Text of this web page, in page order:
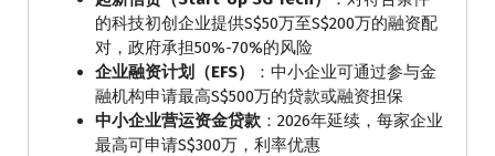
的科技初创企业提供S$50万至S$200万的融资配
对，政府承担50%-70%的风险
企业融资计划（EFS）
：中小企业可通过参与金
融机构申请最高S$500万的贷款或融资担保
中小企业营运资金贷款 ：2026年延续，每家企业
最高可申请S$300万，利率优惠